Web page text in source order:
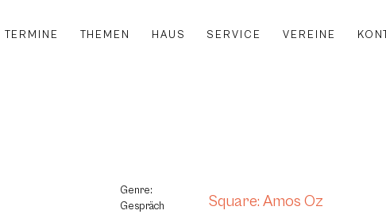
TERMINE THEMEN HAUS SERVICE VEREINE
Genre:
Gespräch
Square: Amos Oz